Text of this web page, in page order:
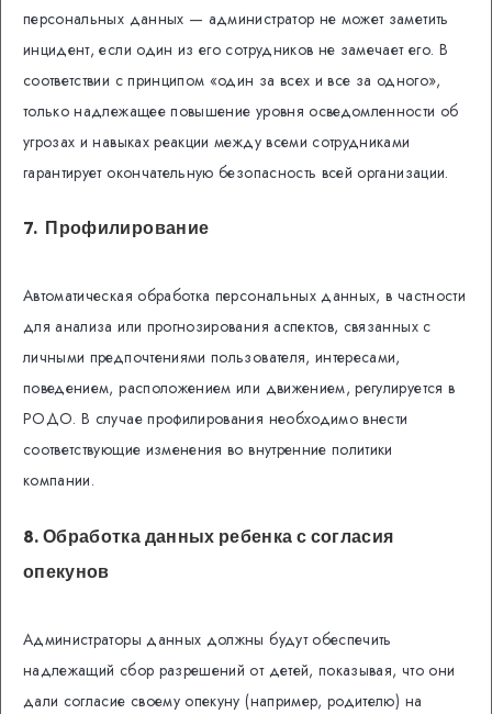
персональных данных — администратор не может заметить
инцидент, если один из его сотрудников не замечает его. В
соответствии с принципом «один за всех и все за одного»,
только надлежащее повышение уровня осведомленности об
угрозах и навыках реакции между всеми сотрудниками
гарантирует окончательную безопасность всей организации.
7. Профилирование
Автоматическая обработка персональных данных, в частности
для анализа или прогнозирования аспектов, связанных с
личными предпочтениями пользователя, интересами,
поведением, расположением или движением, регулируется в
РОДО. В случае профилирования необходимо внести
соответствующие изменения во внутренние политики
компании.
8. Обработка данных ребенка с согласия
опекунов
Администраторы данных должны будут обеспечить
надлежащий сбор разрешений от детей, показывая, что они
дали согласие своему опекуну (например, родителю) на